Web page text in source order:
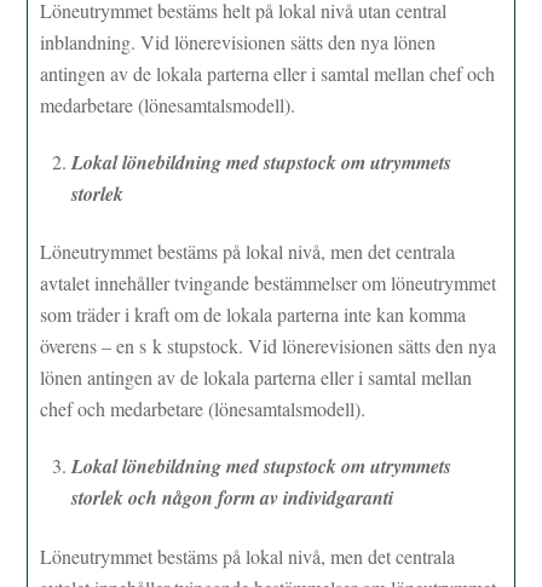
Löneutrymmet bestäms helt på lokal nivå utan central
inblandning. Vid lönerevisionen sätts den nya lönen
antingen av de lokala parterna eller i samtal mellan chef och
medarbetare (lönesamtalsmodell).
Lokal lönebildning med stupstock om utrymmets
storlek
Löneutrymmet bestäms på lokal nivå, men det centrala
avtalet innehåller tvingande bestämmelser om löneutrymmet
som träder i kraft om de lokala parterna inte kan komma
överens – en s k stupstock. Vid lönerevisionen sätts den nya
lönen antingen av de lokala parterna eller i samtal mellan
chef och medarbetare (lönesamtalsmodell).
Lokal lönebildning med stupstock om utrymmets
storlek och någon form av individgaranti
Löneutrymmet bestäms på lokal nivå, men det centrala